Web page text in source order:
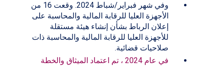
وفي شهر فبراير/شباط 2024. وقعت 16 من
الأجهزة العليا للرقابة المالية والمحاسبة على
إعلان الرباط بشأن إنشاء هيئة مستقلة
للأجهزة العليا للرقابة المالية والمحاسبة ذات
صلاحيات قضائية.
في عام 2024 ، تم اعتماد الميثاق والخطة